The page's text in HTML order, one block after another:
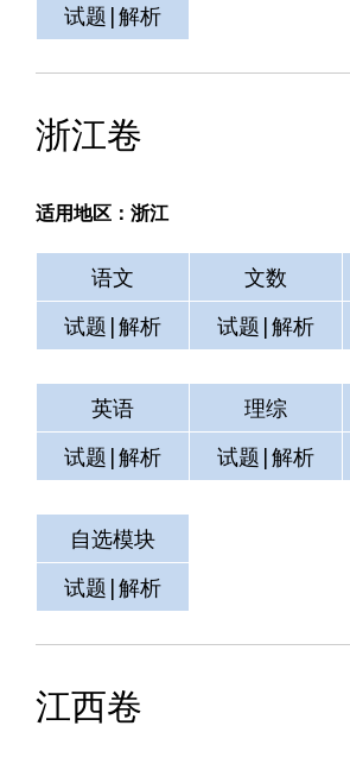
试题|解析
浙江卷
适用地区：浙江
语文 文数
试题|解析
试题|解析
英语 理综
试题|解析
试题|解析
自选模块
试题|解析
江西卷